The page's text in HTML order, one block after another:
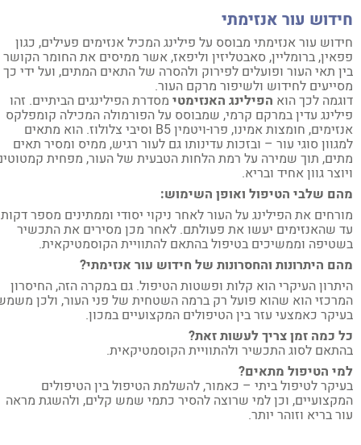
עור אנזימתי
עור אנזימתי מבוסס על פילינג המכיל אנזימים פעילים, כגון
ברומליין, סאבטליזין וליפאז, אשר ממיסים את החומר הקושר
תאי העור ופועלים לפירוק ולהסרה של התאים המתים, ועל ידי כך
לחידוש ולשיפור מרקם העור.
לכך הואהפילינג האנזימטימסדרת הפילינגים הביתיים. זהו
עדין במרקם קרמי, שמבוסס על הפורמולה המכילה קומפלקס
אנזימים, חומצות אמינו, פרו-ויטמין B5 וסיבי צלולוז. הוא מתאים
סוגי עור – ובזכות עדינותו גם לעור רגיש, ממיס ומסיר תאים
תוך שמירה על רמת הלחות הטבעית של העור, מפחית קמטוטים
גוון אחיד ובריא.
שלבי הטיפול ואופן השימוש:
את הפילינג על העור לאחר ניקוי יסודי וממתינים מספר דקות
שהאנזימים יעשו את פעולתם. לאחר מכן מסירים את התכשיר
וממשיכים בטיפול בהתאם להתוויית הקוסמטיקאית.
היתרונות והחסרונות של חידוש עור אנזימתי?
העיקרי הוא קלות ופשטות הטיפול. גם במקרה הזה, החיסרון
הוא שהוא פועל רק ברמה השטחית של פני העור, ולכן משמש
כאמצעי עזר בין הטיפולים המקצועיים במכון.
כמה זמן צריך לעשות זאת?
לסוג התכשיר ולהתוויית הקוסמטיקאית.
הטיפול מתאים?
לטיפול ביתי – כאמור, להשלמת הטיפול בין הטיפולים
וכן למי שרוצה להסיר כתמי שמש קלים, ולהשגת מראה
בריא וזוהר יותר.